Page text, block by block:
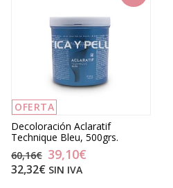
OFERTA
Decoloración Aclaratif
Technique Bleu, 500grs.
60,16€ 39,10€
32,32€ SIN IVA